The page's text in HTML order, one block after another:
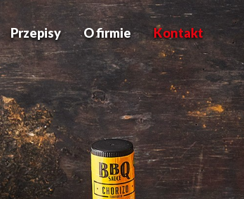
Przepisy O firmie Kontakt